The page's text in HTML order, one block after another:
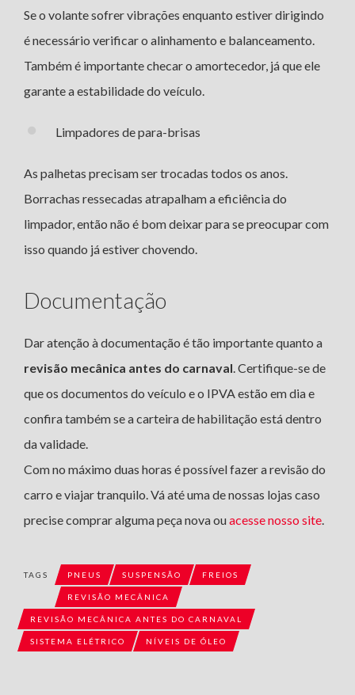
Se o volante sofrer vibrações enquanto estiver dirigindo
é necessário verificar o alinhamento e balanceamento.
Também é importante checar o amortecedor, já que ele
garante a estabilidade do veículo.
Limpadores de para-brisas
As palhetas precisam ser trocadas todos os anos.
Borrachas ressecadas atrapalham a eficiência do
limpador, então não é bom deixar para se preocupar com
isso quando já estiver chovendo.
Documentação
Dar atenção à documentação é tão importante quanto a
revisão mecânica antes do carnaval. Certifique-se de
que os documentos do veículo e o IPVA estão em dia e
confira também se a carteira de habilitação está dentro
da validade.
Com no máximo duas horas é possível fazer a revisão do
carro e viajar tranquilo. Vá até uma de nossas lojas caso
precise comprar alguma peça nova ouacesse nosso site.
TAGS PNEUS SUSPENSÃO FREIOS
REVISÃO MECÂNICA
REVISÃO MECÂNICA ANTES DO CARNAVAL
SISTEMA ELÉTRICO NÍVEIS DE ÓLEO